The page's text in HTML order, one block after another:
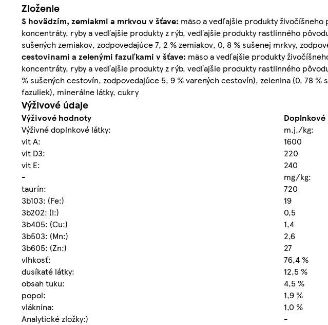
Zloženie
S hovädzím, zemiakmi a mrkvou v šťave: mäso a vedľajšie produkty
koncentráty, ryby a vedľajšie produkty z rýb, vedľajšie produkty rastlinného
sušených zemiakov, zodpovedajúce 7, 2 % zemiakov, 0, 8 % sušenej mrkvy,
cestovinami a zelenými fazuľkami v šťave: mäso a vedľajšie produkty
koncentráty, ryby a vedľajšie produkty z rýb, vedľajšie produkty rastlinného
% sušených cestovín, zodpovedajúce 5, 9 % varených cestovín), zelenina (0, 78 %
fazuliek), minerálne látky, cukry
Výživové údaje
Výživové hodnoty
Doplnkové
Výživné doplnkové látky:
m.j./kg:
vit A:
1600
vit D3:
220
vit E:
240
-
mg/kg:
taurín:
720
3b103: (Fe:)
19
3b202: (I:)
0,5
3b405: (Cu:)
1,4
3b503: (Mn:)
2,6
3b605: (Zn:)
27
vlhkosť:
76,4 %
dusíkaté látky:
12,5 %
obsah tuku:
4,5 %
popol:
1,9 %
vláknina:
1,0 %
Analytické zložky:)
-